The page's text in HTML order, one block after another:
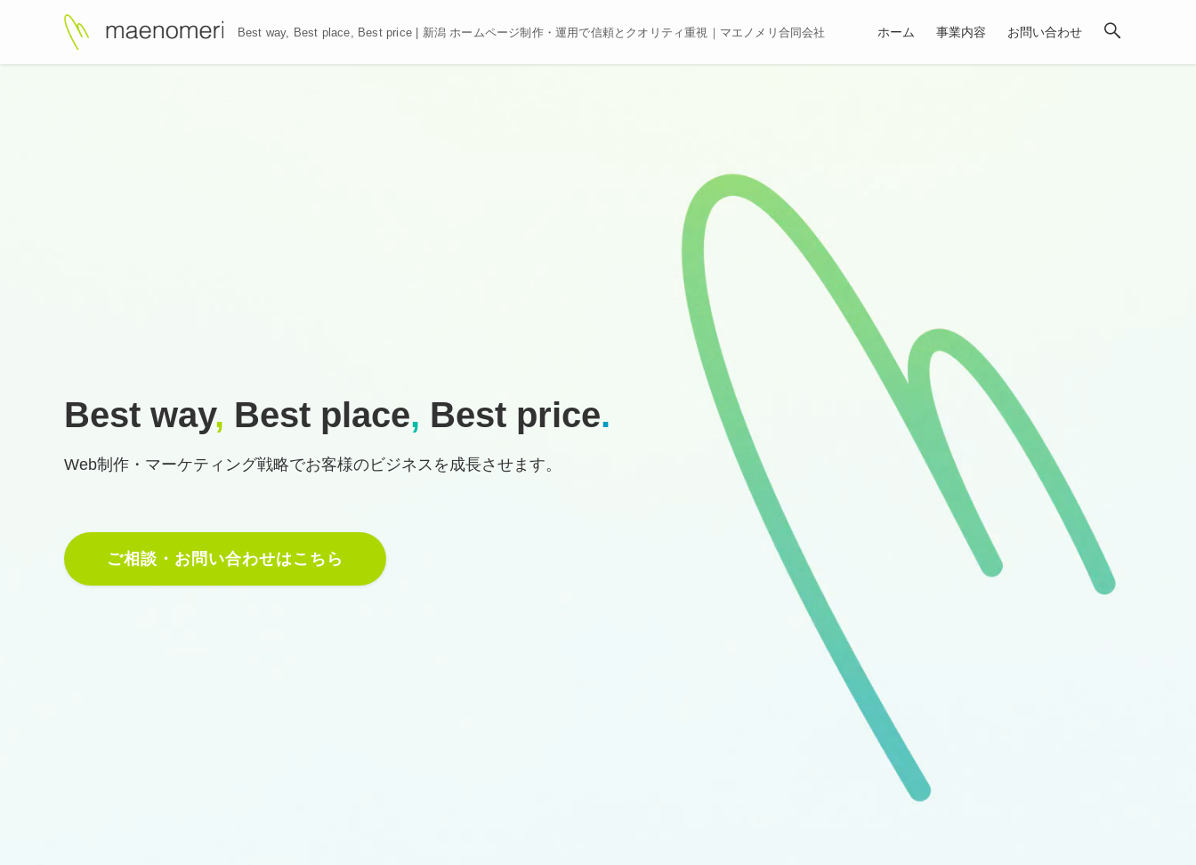
Best way, Best place, Best price | 新潟 ホームページ制作・運用で信頼とクオリティ重視｜マエノメリ合同会社 ホーム 事業内容 お問い合わせ
Best way, Best place, Best price.
Web制作・マーケティング戦略でお客様のビジネスを成長させます。
ご相談・お問い合わせはこちら